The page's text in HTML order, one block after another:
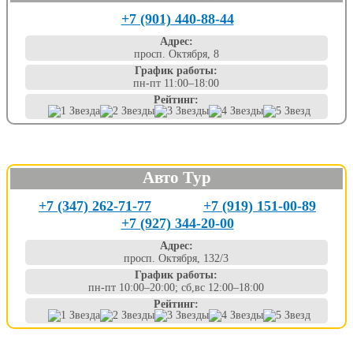
+7 (901) 440-88-44
Адрес:
просп. Октября, 8
График работы:
пн-пт 11:00–18:00
Рейтинг:
Авто Тур
+7 (347) 262-71-77
+7 (919) 151-00-89
+7 (927) 344-20-00
Адрес:
просп. Октября, 132/3
График работы:
пн-пт 10:00–20:00; сб,вс 12:00–18:00
Рейтинг: